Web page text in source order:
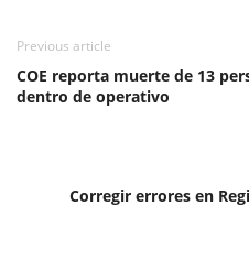
Previous article
COE reporta muerte de 13
dentro de operativo
Corregir errores en